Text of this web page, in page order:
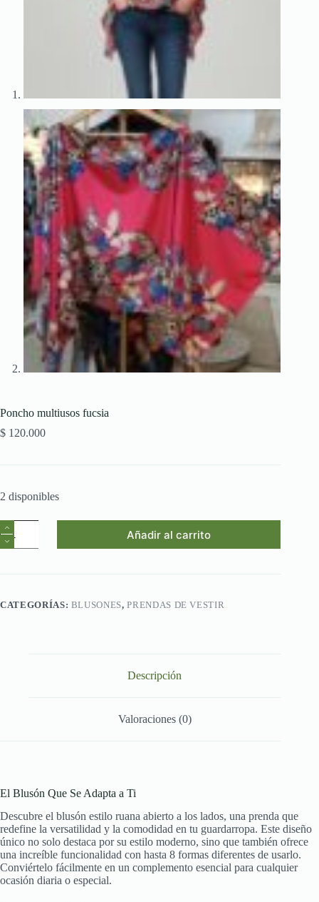
Poncho multiusos fucsia
$ 120.000
2 disponibles
Poncho
multiusos
fucsia
Añadir al carrito
CATEGORÍAS: BLUSONES,PRENDAS DE VESTIR
Descripción
Valoraciones (0)
El Blusón Que Se Adapta a Ti
Descubre el blusón estilo ruana abierto a los lados, una prenda que
redefine la versatilidad y la comodidad en tu guardarropa. Este diseño
único no solo destaca por su estilo moderno, sino que también ofrece
una increíble funcionalidad con hasta 8 formas diferentes de usarlo.
Conviértelo fácilmente en un complemento esencial para cualquier
ocasión diaria o especial.